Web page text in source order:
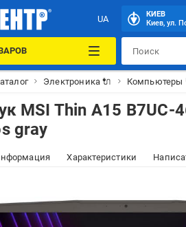
UA
КИЕВ
Киев, ул.
Электроника 🔌 Компьютеры
MSI Thin A15 B7UC-
gray
Характеристики